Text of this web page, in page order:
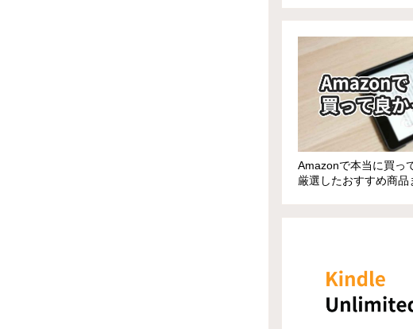
Amazonで本当に買っ
厳選したおすすめ商品